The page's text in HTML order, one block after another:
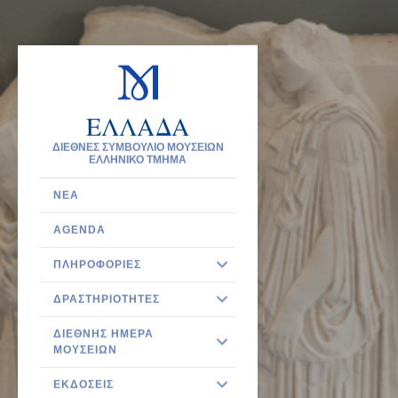
ΕΛΛΑΔΑ
ΔΙΕΘΝΕΣ ΣΥΜΒΟΥΛΙΟ ΜΟΥΣΕΙΩΝ
ΕΛΛΗΝΙΚΟ ΤΜΗΜΑ
ΝΈΑ
AGENDA
ΠΛΗΡΟΦΟΡΊΕΣ
ΔΡΑΣΤΗΡΙΌΤΗΤΕΣ
ΔΙΕΘΝΉΣ ΗΜΈΡΑ
ΜΟΥΣΕΊΩΝ
ΕΚΔΌΣΕΙΣ